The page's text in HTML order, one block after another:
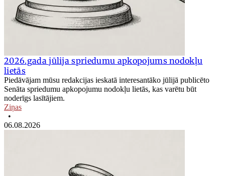
2026.gada jūlija spriedumu apkopojums nodokļu
lietās
Piedāvājam mūsu redakcijas ieskatā interesantāko jūlijā publicēto
Senāta spriedumu apkopojumu nodokļu lietās, kas varētu būt
noderīgs lasītājiem.
Ziņas
•
06.08.2026